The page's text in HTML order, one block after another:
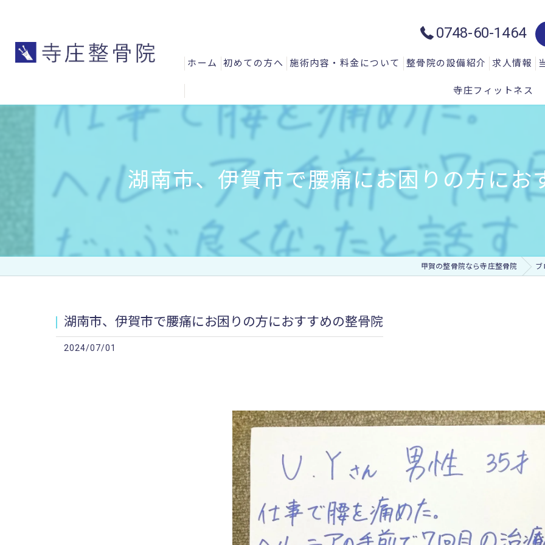
0748-60-1464
ホーム 初めての方へ
よくある質問
スタッフ
施術内容・料金について
一般施術メニュー
整骨院の設備紹介
ハイトーン治療器：ハイチャージ
微弱電流治療器：エレクトロア
微弱電流治療器：エレサス
微弱電流治療器：ソーマダイン
光と温熱治療器：フィールドフ
加圧治療：MCCⅡマルチカフケ
求人情報
寺庄フィットネス
湖南市、伊賀市で腰痛にお困りの方にお
甲賀の整骨院なら寺庄整骨院 ブ
湖南市、伊賀市で腰痛にお困りの方におすすめの整骨院
2024/07/01